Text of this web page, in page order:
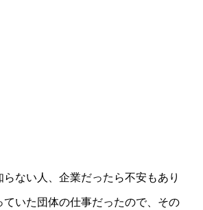
ない人、企業だったら不安もあり
ていた団体の仕事だったので、その